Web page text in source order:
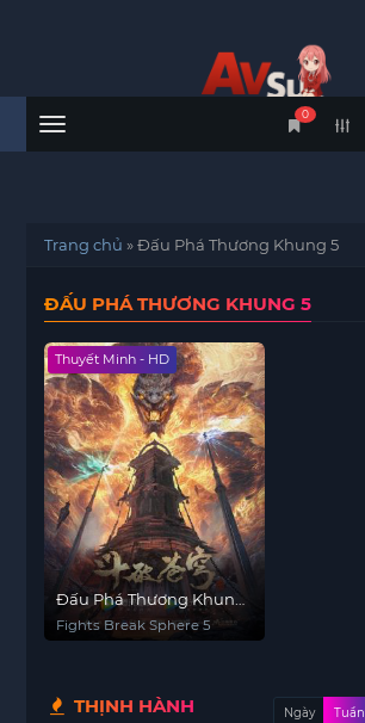
Menu
0
Trang chủ »Đấu Phá Thương Khung 5
ĐẤU PHÁ THƯƠNG KHUNG 5
Thuyết Minh - HD
Đấu Phá Thương Khung
5
Fights Break Sphere 5
THỊNH HÀNH Ngày Tuần